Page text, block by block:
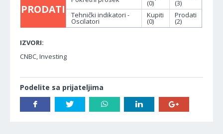
PRODATI (0)
(3)
Tehnički indikatori -
Oscilatori
Kupiti
(0)
Prodati
(2)
IZVORI:
CNBC, Investing
Podelite sa prijateljima